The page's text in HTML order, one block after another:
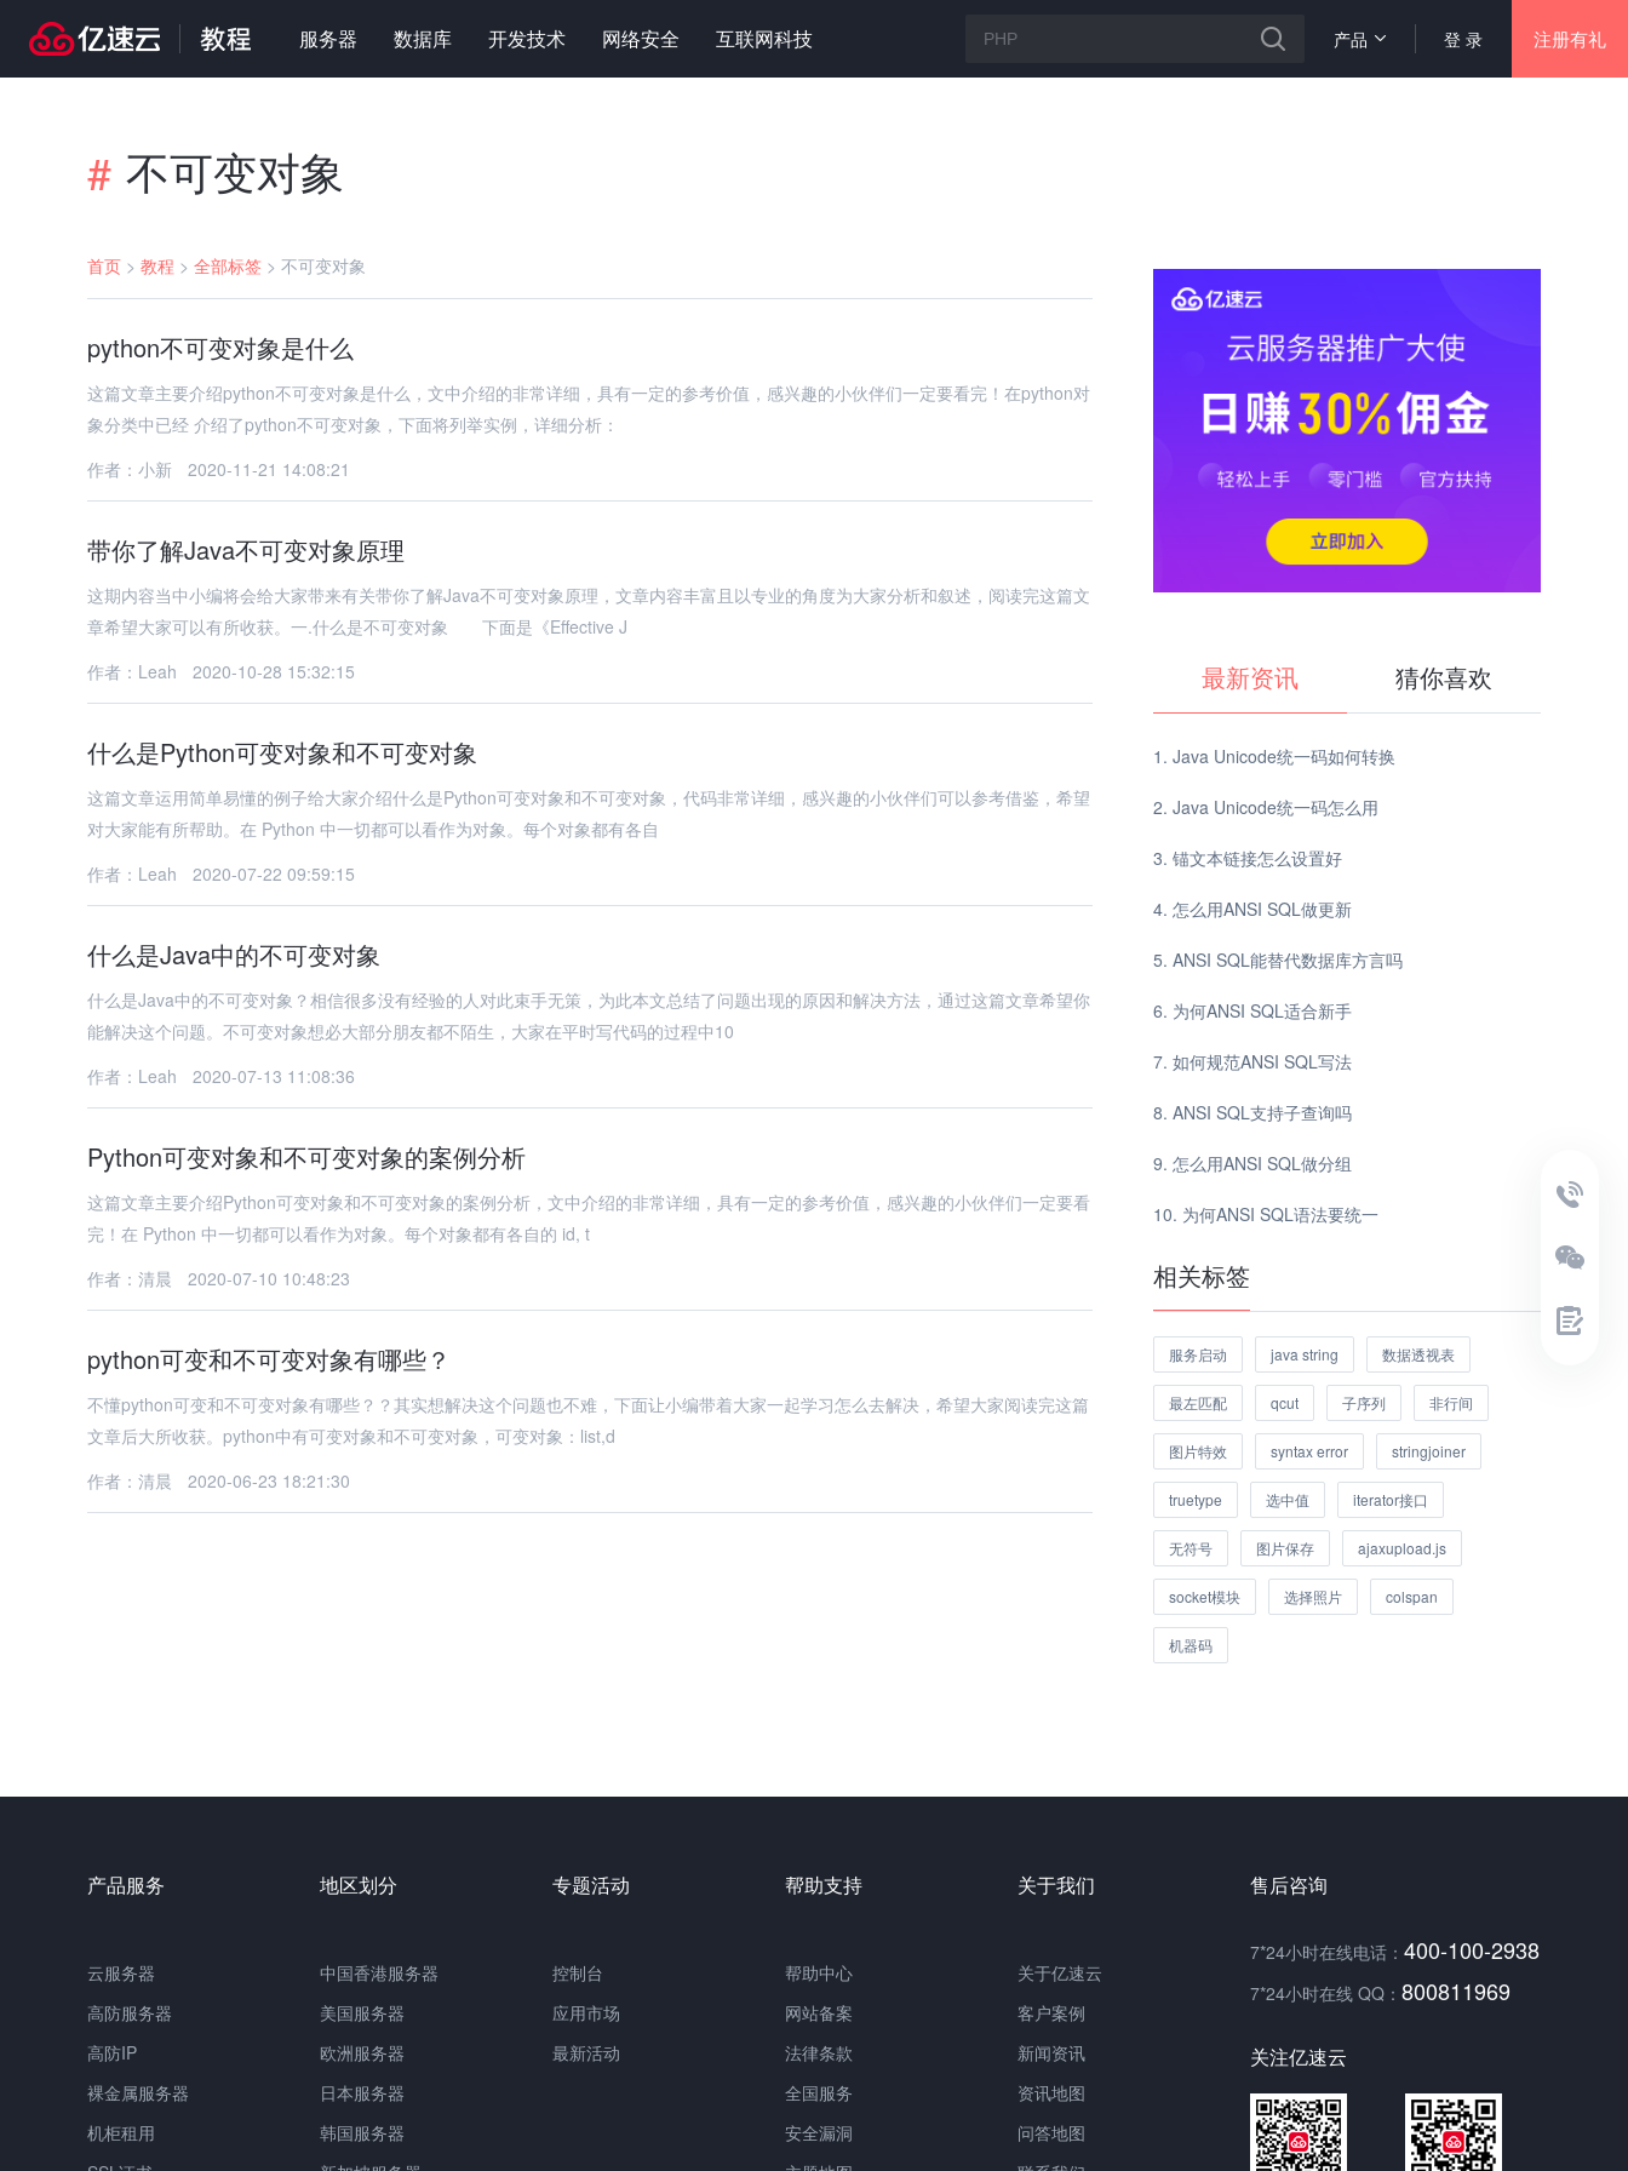
服务器 数据库 开发技术 网络安全 互联网科技 登 录 注册有礼
产品
# 不可变对象
首页 > 教程 > 全部标签 > 不可变对象
python不可变对象是什么
这篇文章主要介绍python不可变对象是什么，文中介绍的非常详细，具有一定的参考价值，感兴趣的小伙伴们一定要看完！在python对
象分类中已经 介绍了python不可变对象，下面将列举实例，详细分析：
作者：小新
2020-11-21 14:08:21
带你了解Java不可变对象原理
这期内容当中小编将会给大家带来有关带你了解Java不可变对象原理，文章内容丰富且以专业的角度为大家分析和叙述，阅读完这篇文
章希望大家可以有所收获。一.什么是不可变对象 下面是《Effective J
作者：Leah
2020-10-28 15:32:15
什么是Python可变对象和不可变对象
这篇文章运用简单易懂的例子给大家介绍什么是Python可变对象和不可变对象，代码非常详细，感兴趣的小伙伴们可以参考借鉴，希望
对大家能有所帮助。在 Python 中一切都可以看作为对象。每个对象都有各自
作者：Leah
2020-07-22 09:59:15
什么是Java中的不可变对象
什么是Java中的不可变对象？相信很多没有经验的人对此束手无策，为此本文总结了问题出现的原因和解决方法，通过这篇文章希望你
能解决这个问题。不可变对象想必大部分朋友都不陌生，大家在平时写代码的过程中10
作者：Leah
2020-07-13 11:08:36
Python可变对象和不可变对象的案例分析
这篇文章主要介绍Python可变对象和不可变对象的案例分析，文中介绍的非常详细，具有一定的参考价值，感兴趣的小伙伴们一定要看
完！在 Python 中一切都可以看作为对象。每个对象都有各自的 id, t
作者：清晨
2020-07-10 10:48:23
python可变和不可变对象有哪些？
不懂python可变和不可变对象有哪些？？其实想解决这个问题也不难，下面让小编带着大家一起学习怎么去解决，希望大家阅读完这篇
文章后大所收获。python中有可变对象和不可变对象，可变对象：list,d
作者：清晨
2020-06-23 18:21:30
最新资讯 猜你喜欢
Java Unicode统一码如何转换
Java Unicode统一码怎么用
锚文本链接怎么设置好
怎么用ANSI SQL做更新
ANSI SQL能替代数据库方言吗
为何ANSI SQL适合新手
如何规范ANSI SQL写法
ANSI SQL支持子查询吗
怎么用ANSI SQL做分组
为何ANSI SQL语法要统一
相关标签
服务启动 java string 数据透视表
最左匹配 qcut 子序列 非行间
图片特效 syntax error stringjoiner
truetype 选中值 iterator接口
无符号 图片保存 ajaxupload.js
socket模块 选择照片 colspan
机器码
产品服务
云服务器
高防服务器
高防IP
裸金属服务器
机柜租用
地区划分
中国香港服务器
美国服务器
欧洲服务器
日本服务器
韩国服务器
专题活动
控制台
应用市场
最新活动
帮助支持
帮助中心
网站备案
法律条款
全国服务
安全漏洞
关于我们
关于亿速云
客户案例
新闻资讯
资讯地图
问答地图
售后咨询
7*24小时在线电话： 400-100-2938
7*24小时在线 QQ： 800811969
关注亿速云